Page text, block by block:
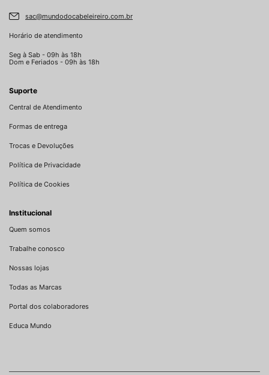
sac@mundodocabeleireiro.com.br
Horário de atendimento
Seg à Sab - 09h às 18h
Dom e Feriados - 09h às 18h
Suporte
Central de Atendimento
Formas de entrega
Trocas e Devoluções
Política de Privacidade
Política de Cookies
Institucional
Quem somos
Trabalhe conosco
Nossas lojas
Todas as Marcas
Portal dos colaboradores
Educa Mundo